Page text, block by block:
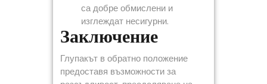
са добре обмислени и
изглеждат несигурни.
Заключение
Глупакът в обратно положение
предоставя възможности за